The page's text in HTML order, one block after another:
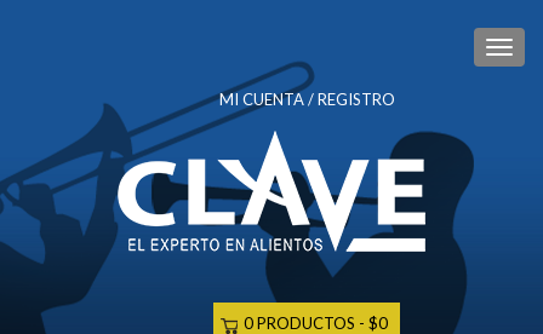
MI CUENTA / REGISTRO
0 PRODUCTOS $0